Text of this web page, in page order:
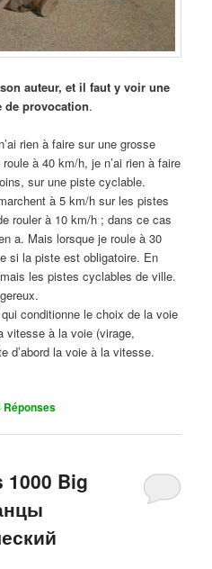
auteur, et il faut y voir une
de provocation.
rien à faire sur une grosse
à 40 km/h, je n’ai rien à faire
sur une piste cyclable.
à 5 km/h sur les pistes
rouler à 10 km/h ; dans ce cas
a. Mais lorsque je roule à 30
si la piste est obligatoire. En
les pistes cyclables de ville.
conditionne le choix de la voie
vitesse à la voie (virage,
d’abord la voie à la vitesse.
Réponses
1000 Big